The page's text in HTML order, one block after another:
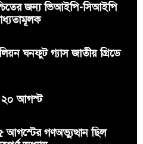
জন্য ভিআইপি-সিআইপি
ঘনফুট গ্যাস জাতীয় গ্রিডে
২০ আগস্ট
গণঅভ্যুত্থান ছিল